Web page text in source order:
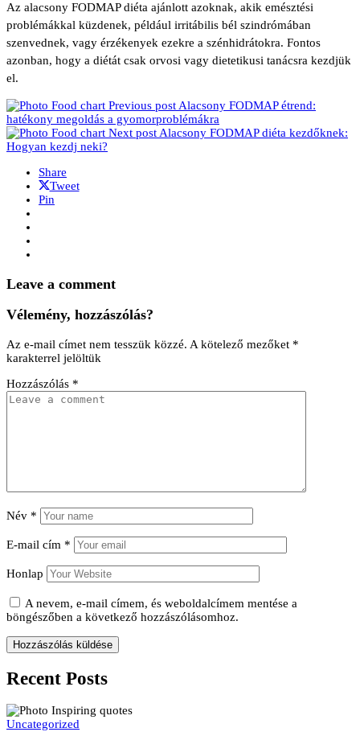
Az alacsony FODMAP diéta ajánlott azoknak, akik emésztési
problémákkal küzdenek, például irritábilis bél szindrómában
szenvednek, vagy érzékenyek ezekre a szénhidrátokra. Fontos
azonban, hogy a diétát csak orvosi vagy dietetikusi tanácsra kezdjük
el.
Previous postAlacsony FODMAP étrend:
hatékony megoldás a gyomorproblémákra
Next postAlacsony FODMAP diéta kezdőknek:
Hogyan kezdj neki?
Share
Tweet
Pin
Leave a comment
Vélemény, hozzászólás?
Az e-mail címet nem tesszük közzé. A kötelező mezőket *
karakterrel jelöltük
Hozzászólás *
Név *
E-mail cím *
Honlap
A nevem, e-mail címem, és weboldalcímem mentése a
böngészőben a következő hozzászólásomhoz.
Recent Posts
Uncategorized